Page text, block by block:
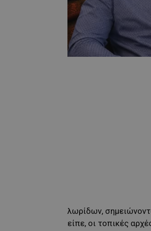
λωρίδων,
είπε, οι τοπικές